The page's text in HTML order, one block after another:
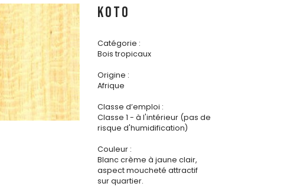
KOTO
Catégorie :
Bois tropicaux
Origine :
Afrique
Classe d’emploi :
Classe 1 - à l'intérieur (pas de
risque d'humidification)
Couleur :
Blanc crème à jaune clair,
aspect moucheté attractif
sur quartier.